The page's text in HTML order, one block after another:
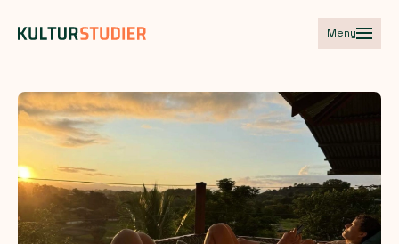
Meny